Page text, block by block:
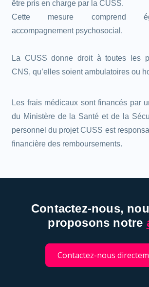
être pris en charge par la CUSS.
Cette mesure comprend
accompagnement psychosocial.
La CUSS donne droit à toutes les
CNS, qu’elles soient ambulatoires ou
Les frais médicaux sont financés par
du Ministère de la Santé et de la
personnel du projet CUSS est
financière des remboursements.
Contactez-nous,
proposons notre
Contactez-nous